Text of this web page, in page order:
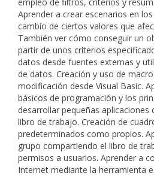
Aprender a crear escenarios en
cambio de ciertos valores que
También ver cómo conseguir un
partir de unos criterios
datos desde fuentes externas y
de datos. Creación y uso de
modificación desde Visual Basic.
básicos de programación y los
desarrollar pequeñas aplicaciones
libro de trabajo. Creación de
predeterminados como propios.
grupo compartiendo el libro de
permisos a usuarios. Aprender a
Internet mediante la herramienta